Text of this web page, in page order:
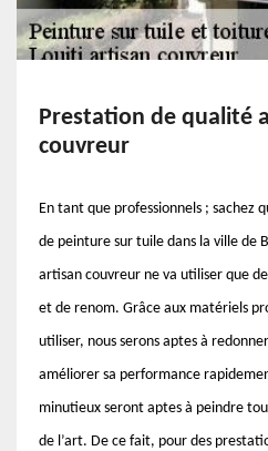
Prestation de qualité
couvreur
En tant que professionnels ; sachez
de peinture sur tuile dans la ville de
artisan couvreur ne va utiliser que
et de renom. Grâce aux matériels
utiliser, nous serons aptes à
améliorer sa performance
minutieux seront aptes à peindre
de l’art. De ce fait, pour des